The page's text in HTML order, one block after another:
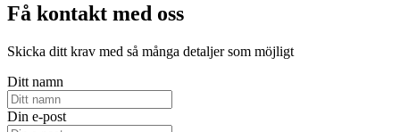
Få kontakt med oss
Skicka ditt krav med så många detaljer som möjligt
Ditt namn
Din e-post